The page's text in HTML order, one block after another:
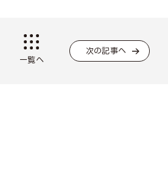
一覧へ
次の記事へ